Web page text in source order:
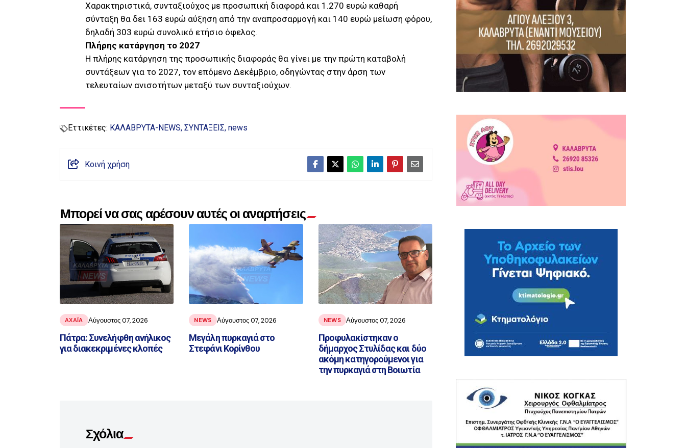
Χαρακτηριστικά, συνταξιούχος με προσωπική διαφορά και 1.270 ευρώ καθαρή
σύνταξη θα δει 163 ευρώ αύξηση από την αναπροσαρμογή και 140 ευρώ μείωση φόρου,
δηλαδή 303 ευρώ συνολικό ετήσιο όφελος.
Πλήρης κατάργηση το 2027
Η πλήρης κατάργηση της προσωπικής διαφοράς θα γίνει με την πρώτη καταβολή
συντάξεων για το 2027, τον επόμενο Δεκέμβριο, οδηγώντας στην άρση των
τελευταίων ανισοτήτων μεταξύ των συνταξιούχων.
Εττικέτες: ΚΑΛΑΒΡΥΤΑ-NEWS ΣΥΝΤΑΞΕΙΣ news
Κοινή χρήση
Μπορεί να σας αρέσουν αυτές οι αναρτήσεις
ΑΧΑΪ́Α Αύγουστος 07, 2026
Πάτρα: Συνελήφθη ανήλικος
για διακεκριμένες κλοπές
NEWS Αύγουστος 07, 2026
Μεγάλη πυρκαγιά στο
Στεφάνι Κορίνθου
NEWS Αύγουστος 07, 2026
Προφυλακίστηκαν ο
δήμαρχος Στυλίδας και δύο
ακόμη κατηγορούμενοι για
την πυρκαγιά στη Βοιωτία
Σχόλια